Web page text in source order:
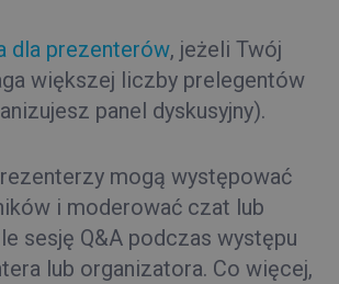
dla prezenterów, jeżeli Twój
większej liczby prelegentów
panel dyskusyjny).
mogą występować
i moderować czat lub
sesję Q&A podczas występu
lub organizatora. Co więcej,